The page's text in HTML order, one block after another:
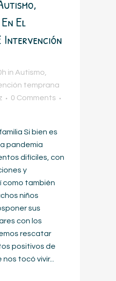
El
Intervención
in Autismo
temprana
0 Comments
Si bien es
pandemia
difíciles, con
y
como también
niños
sus
con los
rescatar
positivos de
tocó vivir...